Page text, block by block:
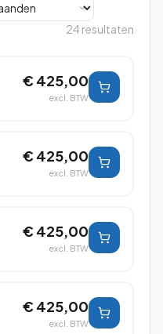
24 resultaten
€ 425,00
excl. BTW
€ 425,00
excl. BTW
€ 425,00
excl. BTW
€ 425,00
excl. BTW